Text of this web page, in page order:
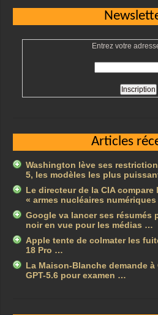
Entrez votre
Articles
Washington lève ses
5, les modèles les plus
Le directeur de la CIA compare
« armes nucléaires
Google va lancer ses résumés
noir en vue pour les médias …
Apple tente de colmater les
18 Pro …
La Maison-Blanche demande à
GPT-5.6 pour examen …